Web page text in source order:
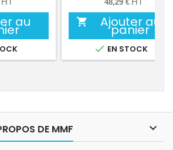
au
48,29 €
 Ajouter au
panier
 EN STOCK
DE MMF 